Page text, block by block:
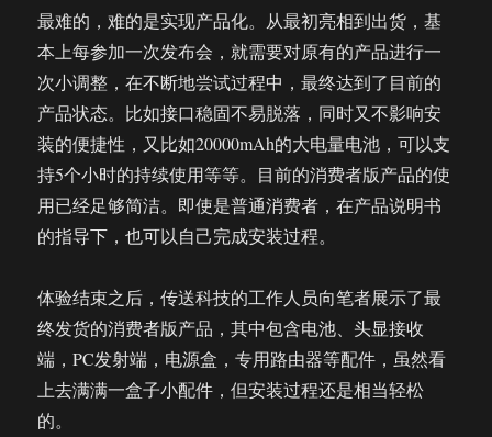
最难的，难的是实现产品化。从最初亮相到出货，基
本上每参加一次发布会，就需要对原有的产品进行一
次小调整，在不断地尝试过程中，最终达到了目前的
产品状态。比如接口稳固不易脱落，同时又不影响安
装的便捷性，又比如20000mAh的大电量电池，可以支
持5个小时的持续使用等等。目前的消费者版产品的使
用已经足够简洁。即使是普通消费者，在产品说明书
的指导下，也可以自己完成安装过程。
体验结束之后，传送科技的工作人员向笔者展示了最
终发货的消费者版产品，其中包含电池、头显接收
端，PC发射端，电源盒，专用路由器等配件，虽然看
上去满满一盒子小配件，但安装过程还是相当轻松
的。